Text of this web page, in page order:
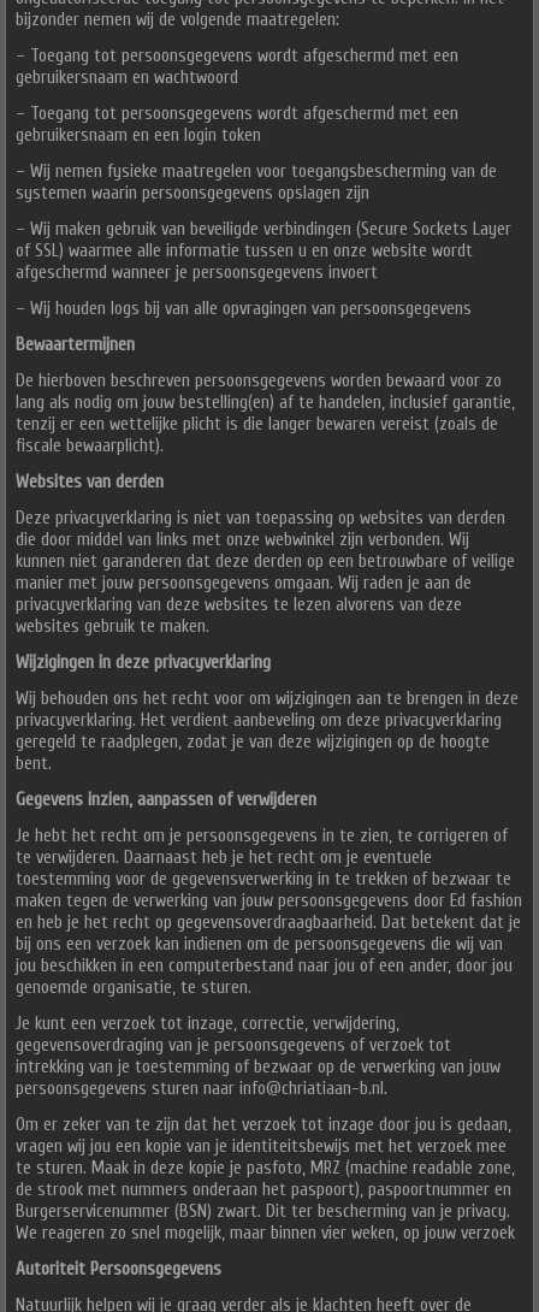
bijzonder nemen wij de volgende maatregelen:
– Toegang tot persoonsgegevens wordt afgeschermd met een
gebruikersnaam en wachtwoord
– Toegang tot persoonsgegevens wordt afgeschermd met een
gebruikersnaam en een login token
– Wij nemen fysieke maatregelen voor toegangsbescherming van de
systemen waarin persoonsgegevens opslagen zijn
– Wij maken gebruik van beveiligde verbindingen (Secure Sockets Layer
of SSL) waarmee alle informatie tussen u en onze website wordt
afgeschermd wanneer je persoonsgegevens invoert
– Wij houden logs bij van alle opvragingen van persoonsgegevens
Bewaartermijnen
De hierboven beschreven persoonsgegevens worden bewaard voor zo
lang als nodig om jouw bestelling(en) af te handelen, inclusief garantie,
tenzij er een wettelijke plicht is die langer bewaren vereist (zoals de
fiscale bewaarplicht).
Websites van derden
Deze privacyverklaring is niet van toepassing op websites van derden
die door middel van links met onze webwinkel zijn verbonden. Wij
kunnen niet garanderen dat deze derden op een betrouwbare of veilige
manier met jouw persoonsgegevens omgaan. Wij raden je aan de
privacyverklaring van deze websites te lezen alvorens van deze
websites gebruik te maken.
Wijzigingen in deze privacyverklaring
Wij behouden ons het recht voor om wijzigingen aan te brengen in deze
privacyverklaring. Het verdient aanbeveling om deze privacyverklaring
geregeld te raadplegen, zodat je van deze wijzigingen op de hoogte
bent.
Gegevens inzien, aanpassen of verwijderen
Je hebt het recht om je persoonsgegevens in te zien, te corrigeren of
te verwijderen. Daarnaast heb je het recht om je eventuele
toestemming voor de gegevensverwerking in te trekken of bezwaar te
maken tegen de verwerking van jouw persoonsgegevens door Ed fashion
en heb je het recht op gegevensoverdraagbaarheid. Dat betekent dat je
bij ons een verzoek kan indienen om de persoonsgegevens die wij van
jou beschikken in een computerbestand naar jou of een ander, door jou
genoemde organisatie, te sturen.
Je kunt een verzoek tot inzage, correctie, verwijdering,
gegevensoverdraging van je persoonsgegevens of verzoek tot
intrekking van je toestemming of bezwaar op de verwerking van jouw
persoonsgegevens sturen naar info@chriatiaan-b.nl.
Om er zeker van te zijn dat het verzoek tot inzage door jou is gedaan,
vragen wij jou een kopie van je identiteitsbewijs met het verzoek mee
te sturen. Maak in deze kopie je pasfoto, MRZ (machine readable zone,
de strook met nummers onderaan het paspoort), paspoortnummer en
Burgerservicenummer (BSN) zwart. Dit ter bescherming van je privacy.
We reageren zo snel mogelijk, maar binnen vier weken, op jouw verzoek
Autoriteit Persoonsgegevens
Natuurlijk helpen wij je graag verder als je klachten heeft over de